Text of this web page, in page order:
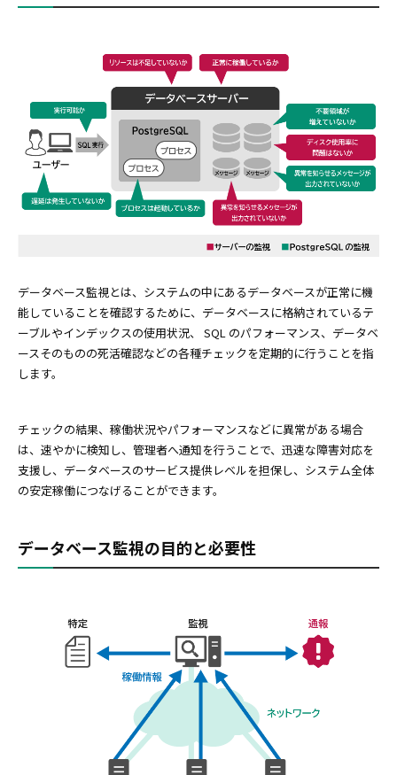
データベース監視とは、システムの中にあるデータベースが正常に機
能していることを確認するために、データベースに格納されているテ
ーブルやインデックスの使用状況、 SQL のパフォーマンス、データベ
ースそのものの死活確認などの各種チェックを定期的に行うことを指
します。
チェックの結果、稼働状況やパフォーマンスなどに異常がある場合
は、速やかに検知し、管理者へ通知を行うことで、迅速な障害対応を
支援し、データベースのサービス提供レベルを担保し、システム全体
の安定稼働につなげることができます。
データベース監視の目的と必要性